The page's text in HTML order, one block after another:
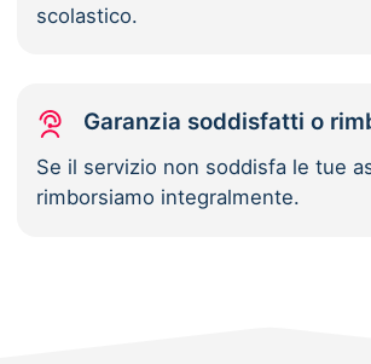
scolastico.
Garanzia soddisfatti o
Se il servizio non soddisfa le tue
rimborsiamo integralmente.